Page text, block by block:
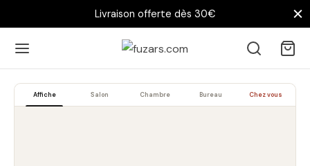
Livraison offerte dès 30€
Affiche Salon Chambre Bureau Chez vous